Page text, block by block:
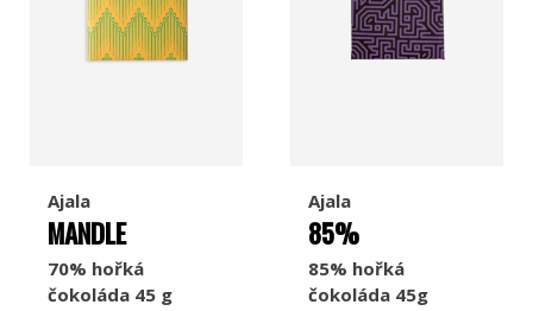
Ajala
MANDLE
70% hořká
čokoláda 45 g
Ajala
85%
85% hořká
čokoláda 45g